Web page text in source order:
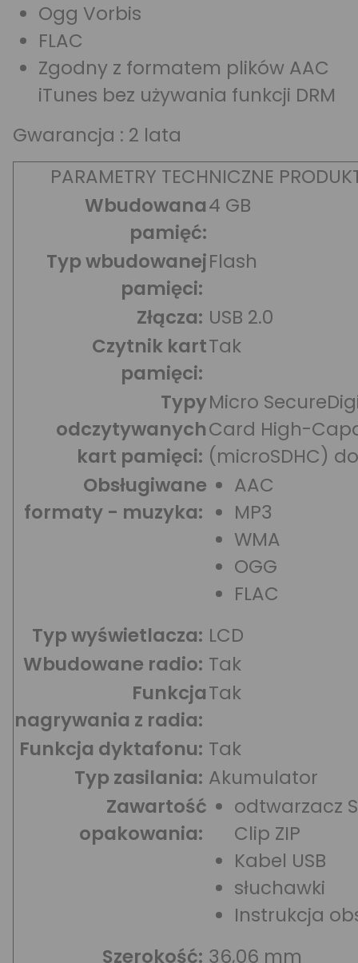
Ogg Vorbis
FLAC
Zgodny z formatem plików AAC
iTunes bez używania funkcji DRM
Gwarancja : 2 lata
PARAMETRY TECHNICZNE
Wbudowana
pamięć:
4 GB
Typ wbudowanej
pamięci:
Flash
Złącza: USB 2.0
Czytnik kart
pamięci:
Tak
Typy
odczytywanych
kart pamięci:
Micro
Card High-
(microSDHC)
Obsługiwane
formaty - muzyka:
AAC
MP3
WMA
OGG
FLAC
Typ wyświetlacza: LCD
Wbudowane radio: Tak
Funkcja
nagrywania z radia:
Tak
Funkcja dyktafonu: Tak
Typ zasilania: Akumulator
Zawartość
opakowania:
odtwarzacz
Clip ZIP
Kabel USB
słuchawki
Instrukcja
Szerokość: 36,06 mm